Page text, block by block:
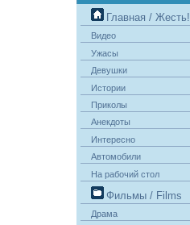
Главная / Жесть!
Видео
Ужасы
Девушки
Истории
Приколы
Анекдоты
Интересно
Автомобили
На рабочий стол
Фильмы / Films
Драма